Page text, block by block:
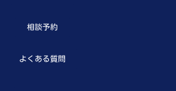
相談予約
よくある質問